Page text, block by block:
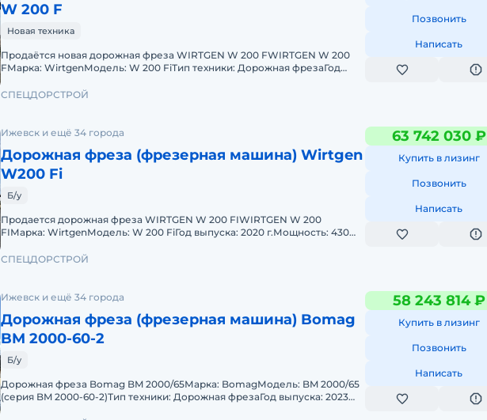
W 200 F
Новая техника
Продаётся новая дорожная фреза WIRTGEN W 200 FWIRTGEN W 200
FМарка: WirtgenМодель: W 200 FiТип техники: Дорожная фрезаГод
Позвонить
Написать
СПЕЦДОРСТРОЙ
Ижевск и ещё 34 города
Дорожная фреза (фрезерная машина) Wirtgen
W200 Fi
Б/у
Продается дорожная фреза WIRTGEN W 200 FIWIRTGEN W 200
FIМарка: WirtgenМодель: W 200 FiГод выпуска: 2020 г.Мощность: 430
63 742 030 ₽
Купить в лизинг
Позвонить
Написать
СПЕЦДОРСТРОЙ
Ижевск и ещё 34 города
Дорожная фреза (фрезерная машина) Bomag
BM 2000-60-2
Б/у
Дорожная фреза Bomag BM 2000/65Марка: BomagМодель: BM 2000/65
(серия BM 2000-60-2)Тип техники: Дорожная фрезаГод выпуска: 2023
58 243 814 ₽
Купить в лизинг
Позвонить
Написать